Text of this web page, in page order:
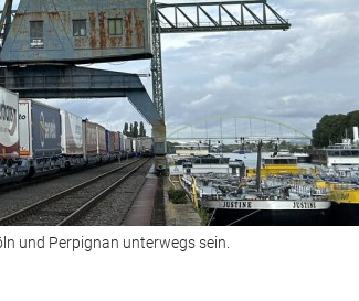
und Perpignan unterwegs sein.